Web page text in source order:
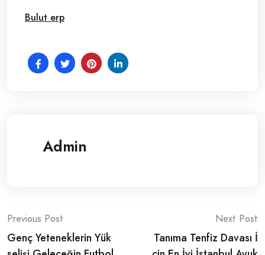
Bulut erp
Admin
Post
Previous Post
Genç Yeteneklerin Yük
Next Post
Tanıma Tenfiz Davası İ